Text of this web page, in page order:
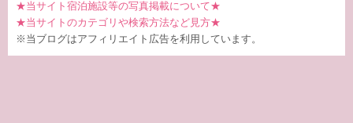
★当サイト宿泊施設等の写真掲載について★
★当サイトのカテゴリや検索方法など見方★
※当ブログはアフィリエイト広告を利用しています。